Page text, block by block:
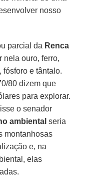
nosso
parcial da Renca
nela ouro, ferro,
fósforo e tântalo.
80 dizem que
para explorar.
o senador
ambiental seria
montanhosas
e, na
elas